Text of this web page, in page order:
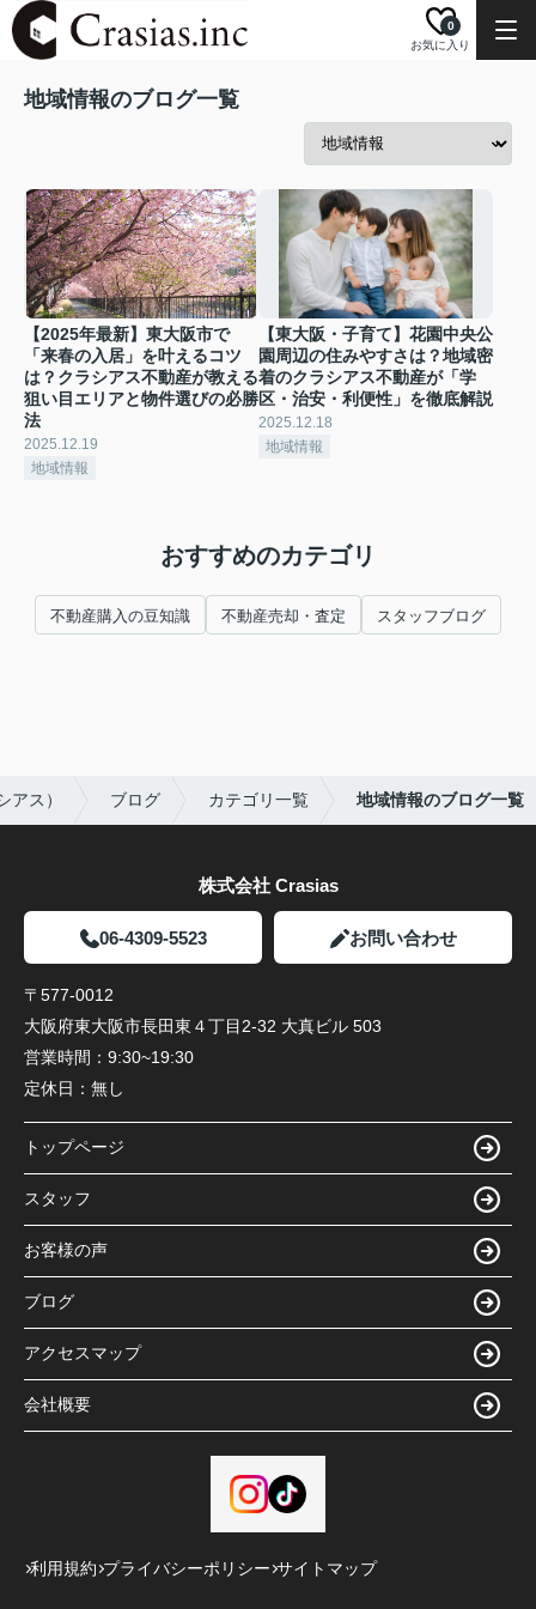
お気に入り
0
地域情報のブログ一覧
【2025年最新】東大阪市で
「来春の入居」を叶えるコツ
は？クラシアス不動産が教える
狙い目エリアと物件選びの必勝
法
2025.12.19
地域情報
【東大阪・子育て】花園中央公
園周辺の住みやすさは？地域密
着のクラシアス不動産が「学
区・治安・利便性」を徹底解説
2025.12.18
地域情報
おすすめのカテゴリ
不動産購入の豆知識 不動産売却・査定 スタッフブログ
ス） ブログ カテゴリ一覧 地域情報のブログ一覧
株式会社 Crasias
06-4309-5523 お問い合わせ
〒577-0012
大阪府東大阪市長田東４丁目2-32 大真ビル 503
営業時間： 9:30~19:30
定休日： 無し
トップページ
スタッフ
お客様の声
ブログ
アクセスマップ
会社概要
利用規約 プライバシーポリシー サイトマップ